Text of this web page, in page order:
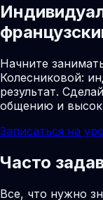
Начните
Колесниковой:
результат.
общению и
Записаться на
Часто
Все, что нужно